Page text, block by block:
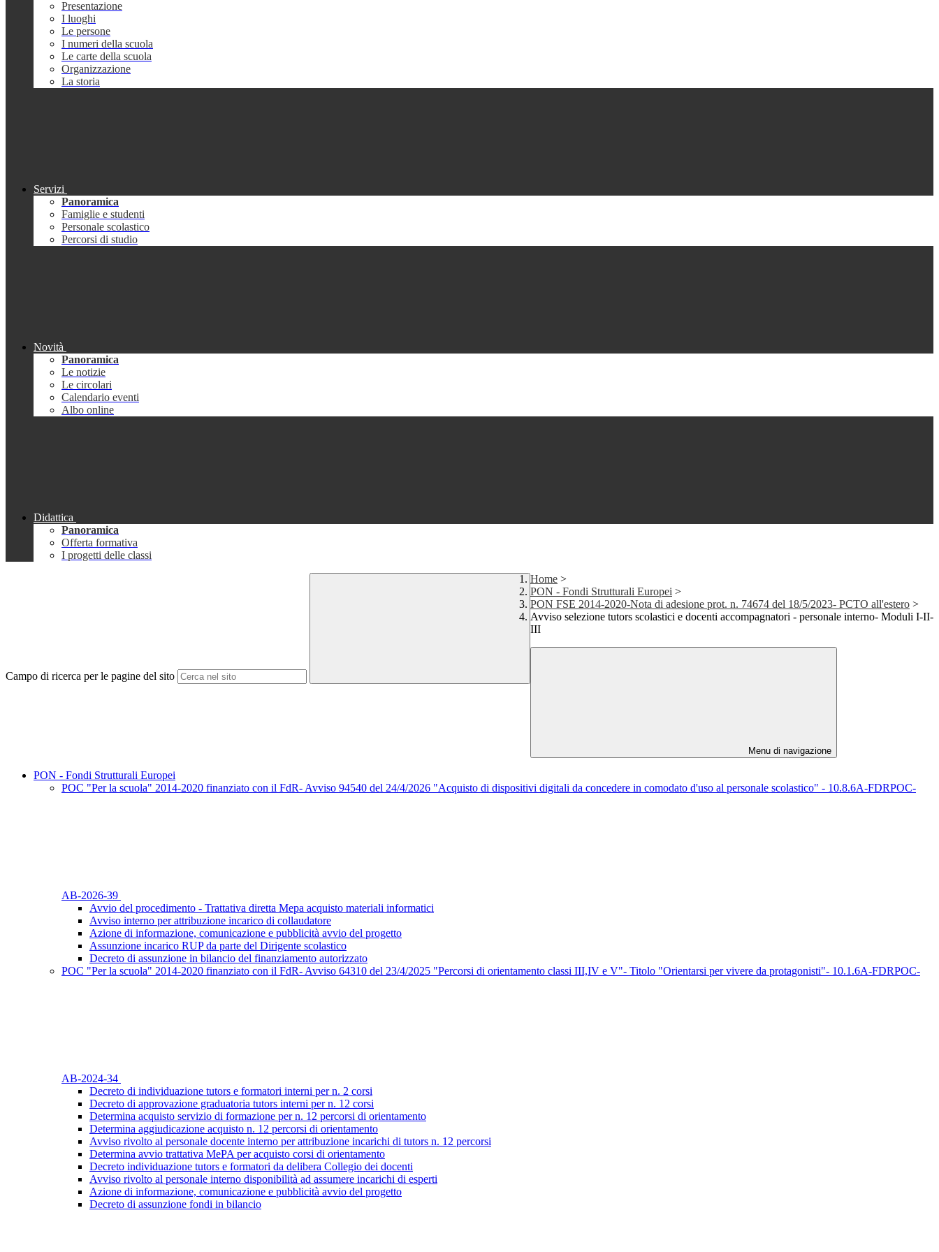
Presentazione
I luoghi
Le persone
I numeri della scuola
Le carte della scuola
Organizzazione
La storia
Servizi
Panoramica
Famiglie e studenti
Personale scolastico
Percorsi di studio
Novità
Panoramica
Le notizie
Le circolari
Calendario eventi
Albo online
Didattica
Panoramica
Offerta formativa
I progetti delle classi
Campo di ricerca per le pagine del sito
Home >
PON - Fondi Strutturali Europei >
PON FSE 2014-2020-Nota di adesione prot. n. 74674 del 18/5/2023- PCTO all'estero >
Avviso selezione tutors scolastici e docenti accompagnatori - personale interno- Moduli I-II-
III
Menu di navigazione
PON - Fondi Strutturali Europei
POC "Per la scuola" 2014-2020 finanziato con il FdR- Avviso 94540 del 24/4/2026 "Acquisto di dispositivi digitali da concedere in comodato d'uso al personale scolastico" - 10.8.6A-FDRPOC-
AB-2026-39
Avvio del procedimento - Trattativa diretta Mepa acquisto materiali informatici
Avviso interno per attribuzione incarico di collaudatore
Azione di informazione, comunicazione e pubblicità avvio del progetto
Assunzione incarico RUP da parte del Dirigente scolastico
Decreto di assunzione in bilancio del finanziamento autorizzato
POC "Per la scuola" 2014-2020 finanziato con il FdR- Avviso 64310 del 23/4/2025 "Percorsi di orientamento classi III,IV e V"- Titolo "Orientarsi per vivere da protagonisti"- 10.1.6A-FDRPOC-
AB-2024-34
Decreto di individuazione tutors e formatori interni per n. 2 corsi
Decreto di approvazione graduatoria tutors interni per n. 12 corsi
Determina acquisto servizio di formazione per n. 12 percorsi di orientamento
Determina aggiudicazione acquisto n. 12 percorsi di orientamento
Avviso rivolto al personale docente interno per attribuzione incarichi di tutors n. 12 percorsi
Determina avvio trattativa MePA per acquisto corsi di orientamento
Decreto individuazione tutors e formatori da delibera Collegio dei docenti
Avviso rivolto al personale interno disponibilità ad assumere incarichi di esperti
Azione di informazione, comunicazione e pubblicità avvio del progetto
Decreto di assunzione fondi in bilancio